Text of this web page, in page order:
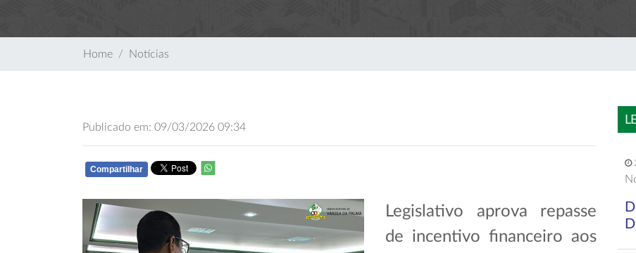
Home Notícias
Publicado em: 09/03/2026 09:34
Compartilhar
Legislativo aprova repasse
de incentivo financeiro aos